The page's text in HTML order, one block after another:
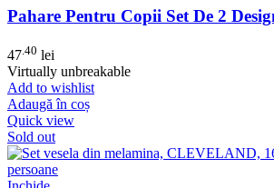
Pahare Pentru Copii Set De 2
47 .40 lei
Virtually unbreakable
Add to wishlist
Adaugă în coș
Quick view
Sold out